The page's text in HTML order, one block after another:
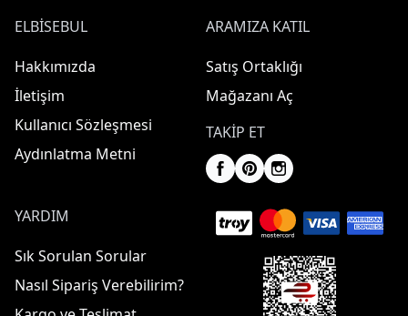
ELBISEBUL
Hakkımızda
İletişim
Kullanıcı Sözleşmesi
Aydınlatma Metni
ARAMIZA KATIL
Satış Ortaklığı
Mağazanı Aç
TAKIP ET
YARDIM
Sık Sorulan Sorular
Nasıl Sipariş Verebilirim?